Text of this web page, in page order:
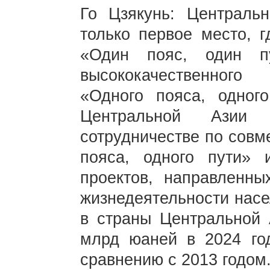
Го Цзякунь:
только первое место,
«Один пояс, один
«Одного пояса,
Центральной
сотрудничестве по
пояса, одного пути»
проектов,
жизнедеятельности
в страны Центральной
млрд юаней в 2024
сравнению с 2013